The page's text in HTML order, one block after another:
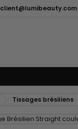
client@lumibeauty.com
Tissages brésiliens